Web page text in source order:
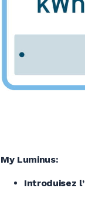
My Luminus:
Introduisez